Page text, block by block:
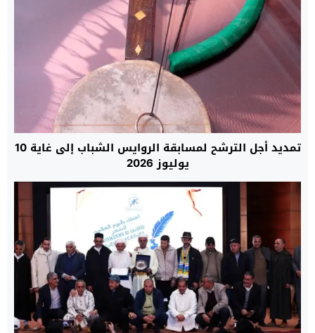
تمديد أجل الترشح لمسابقة الروايس الشباب إلى غاية 10
يوليوز 2026